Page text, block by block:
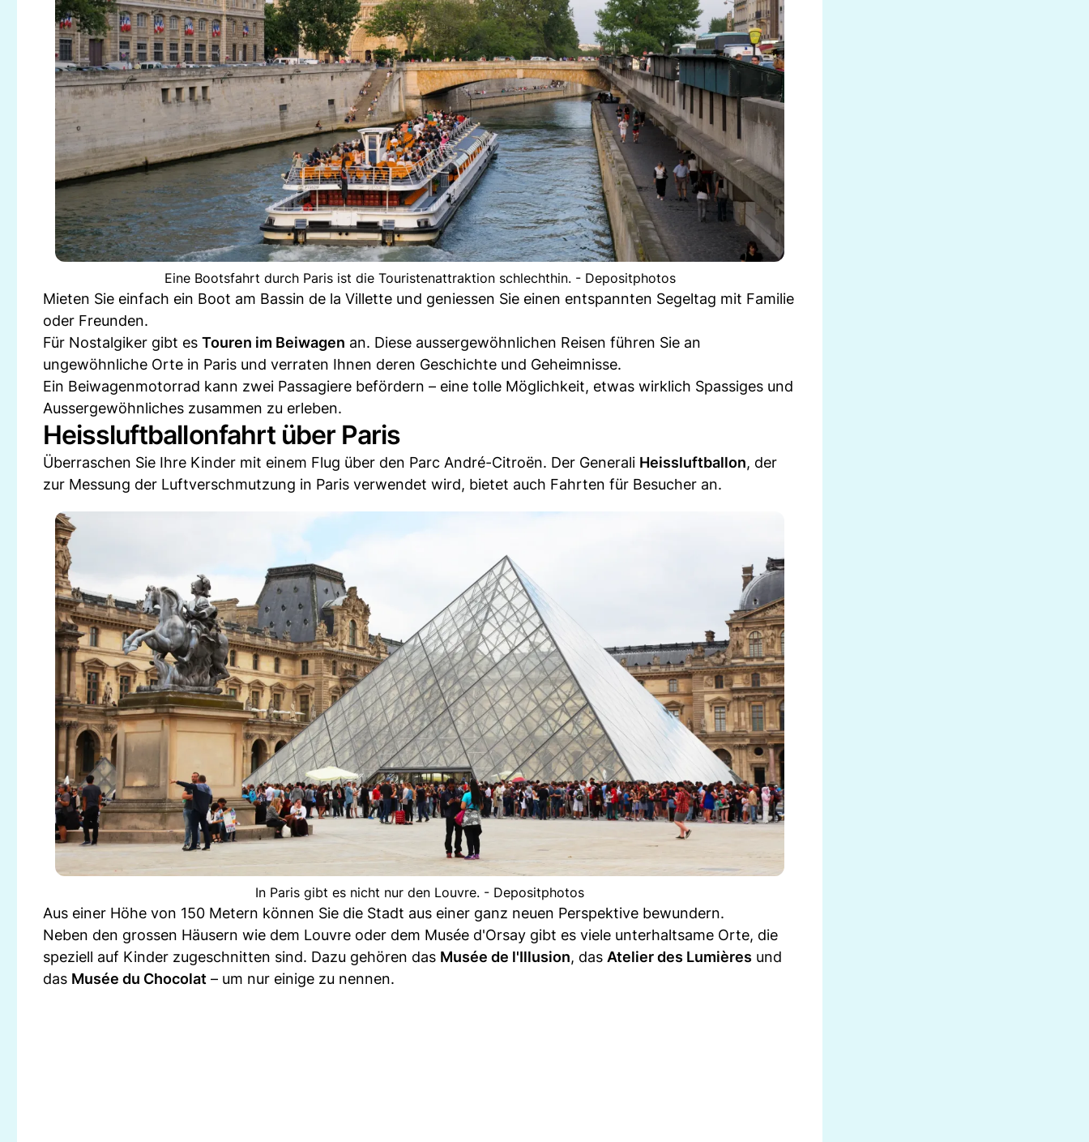
Eine Bootsfahrt durch Paris ist die Touristenattraktion schlechthin. - Depositphotos
Mieten Sie einfach ein Boot am Bassin de la Villette und geniessen Sie einen entspannten Segeltag mit Familie
oder Freunden.
Für Nostalgiker gibt es Touren im Beiwagen an. Diese aussergewöhnlichen Reisen führen Sie an
ungewöhnliche Orte in Paris und verraten Ihnen deren Geschichte und Geheimnisse.
Ein Beiwagenmotorrad kann zwei Passagiere befördern – eine tolle Möglichkeit, etwas wirklich Spassiges und
Aussergewöhnliches zusammen zu erleben.
Heissluftballonfahrt über Paris
Überraschen Sie Ihre Kinder mit einem Flug über den Parc André-Citroën. Der Generali Heissluftballon, der
zur Messung der Luftverschmutzung in Paris verwendet wird, bietet auch Fahrten für Besucher an.
In Paris gibt es nicht nur den Louvre. - Depositphotos
Aus einer Höhe von 150 Metern können Sie die Stadt aus einer ganz neuen Perspektive bewundern.
Neben den grossen Häusern wie dem Louvre oder dem Musée d'Orsay gibt es viele unterhaltsame Orte, die
speziell auf Kinder zugeschnitten sind. Dazu gehören das Musée de l'Illusion, das Atelier des Lumières und
das Musée du Chocolat – um nur einige zu nennen.